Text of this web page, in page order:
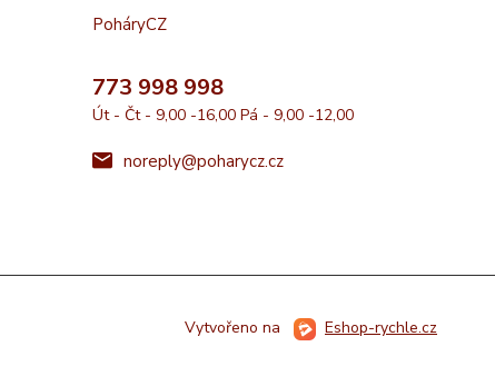
PoháryCZ
773 998 998
Út - Čt - 9,00 -16,00 Pá - 9,00 -12,00
noreply@poharycz.cz
Vytvořeno na Eshop-rychle.cz